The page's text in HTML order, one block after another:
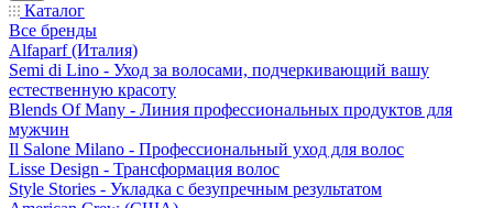
Каталог
Все бренды
Alfaparf (Италия)
Semi di Lino - Уход за волосами, подчеркивающий вашу
естественную красоту
Blends Of Many - Линия профессиональных продуктов для
мужчин
Il Salone Milano - Профессиональный уход для волос
Lisse Design - Трансформация волос
Style Stories - Укладка с безупречным результатом